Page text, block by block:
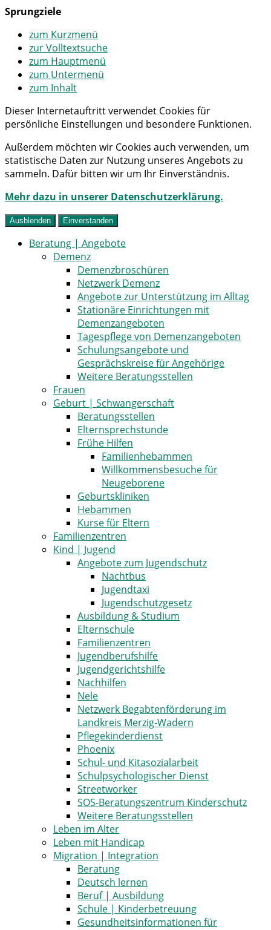
Sprungziele
zum Kurzmenü
zur Volltextsuche
zum Hauptmenü
zum Untermenü
zum Inhalt
Dieser Internetauftritt verwendet Cookies für
persönliche Einstellungen und besondere Funktionen.
Außerdem möchten wir Cookies auch verwenden, um
statistische Daten zur Nutzung unseres Angebots zu
sammeln. Dafür bitten wir um Ihr Einverständnis.
Mehr dazu in unserer Datenschutzerklärung.
Ausblenden Einverstanden
Beratung | Angebote
Demenz
Demenzbroschüren
Netzwerk Demenz
Angebote zur Unterstützung im Alltag
Stationäre Einrichtungen mit
Demenzangeboten
Tagespflege von Demenzangeboten
Schulungsangebote und
Gesprächskreise für Angehörige
Weitere Beratungsstellen
Frauen
Geburt | Schwangerschaft
Beratungsstellen
Elternsprechstunde
Frühe Hilfen
Familienhebammen
Willkommensbesuche für
Neugeborene
Geburtskliniken
Hebammen
Kurse für Eltern
Familienzentren
Kind | Jugend
Angebote zum Jugendschutz
Nachtbus
Jugendtaxi
Jugendschutzgesetz
Ausbildung & Studium
Elternschule
Familienzentren
Jugendberufshilfe
Jugendgerichtshilfe
Nachhilfen
Nele
Netzwerk Begabtenförderung im
Landkreis Merzig-Wadern
Pflegekinderdienst
Phoenix
Schul- und Kitasozialarbeit
Schulpsychologischer Dienst
Streetworker
SOS-Beratungszentrum Kinderschutz
Weitere Beratungsstellen
Leben im Alter
Leben mit Handicap
Migration | Integration
Beratung
Deutsch lernen
Beruf | Ausbildung
Schule | Kinderbetreuung
Gesundheitsinformationen für